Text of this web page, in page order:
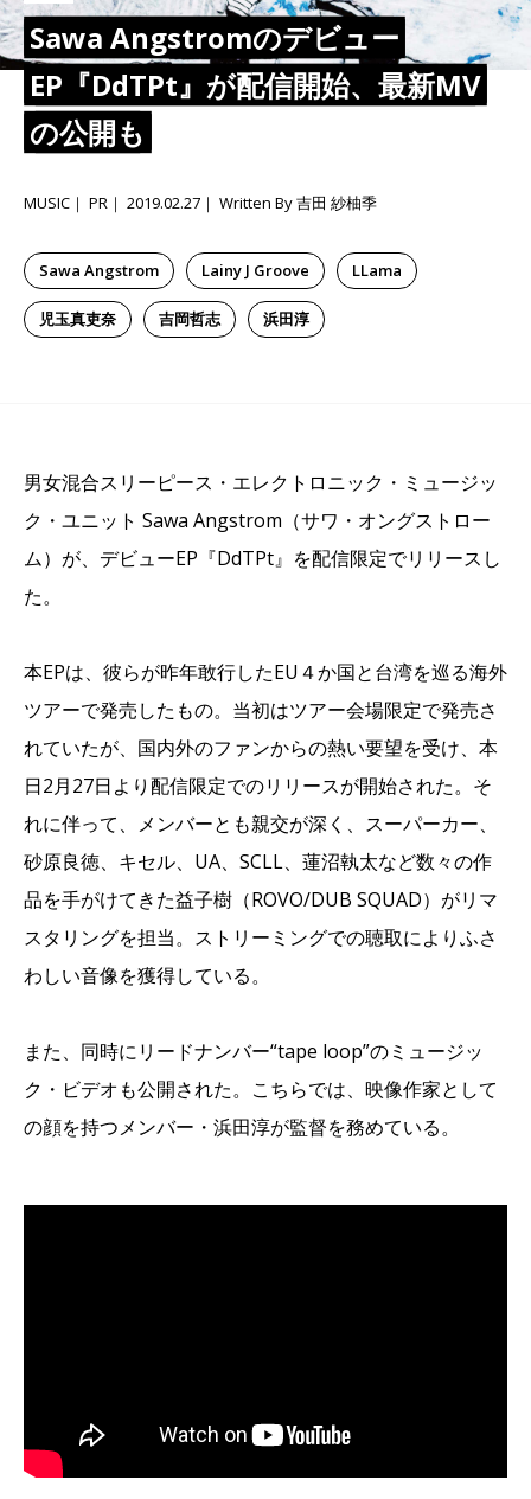
Sawa Angstromのデビュー
EP『DdTPt』が配信開始、最新MV
の公開も
Sawa Angstrom Lainy J Groove LLama
児玉真吏奈 吉岡哲志 浜田淳
MUSIC PR 2019.02.27 Written By 吉田 紗柚季
男女混合スリーピース・エレクトロニック・ ミュージッ
ク・ユニット Sawa Angstrom（サワ・オングストロー
ム）が、デビューEP『DdTPt』を配信限定でリリースし
た。
本EPは、彼らが昨年敢行したEU４か国と台湾を巡る海外
ツアーで発売したもの。当初はツアー会場限定で発売さ
れていたが、国内外のファンからの熱い要望を受け、本
日2月27日より配信限定でのリリースが開始された。そ
れに伴って、メンバーとも親交が深く、スーパーカー、
砂原良徳、キセル、UA、SCLL、 蓮沼執太など数々の作
品を手がけてきた益子樹（ROVO/DUB SQUAD）がリマ
スタリングを担当。ストリーミングでの聴取によりふさ
わしい音像を獲得している。
また、同時にリードナンバー“tape loop”のミュージッ
ク・ビデオも公開された。こちらでは、映像作家として
の顔を持つメンバー・浜田淳が監督を務めている。